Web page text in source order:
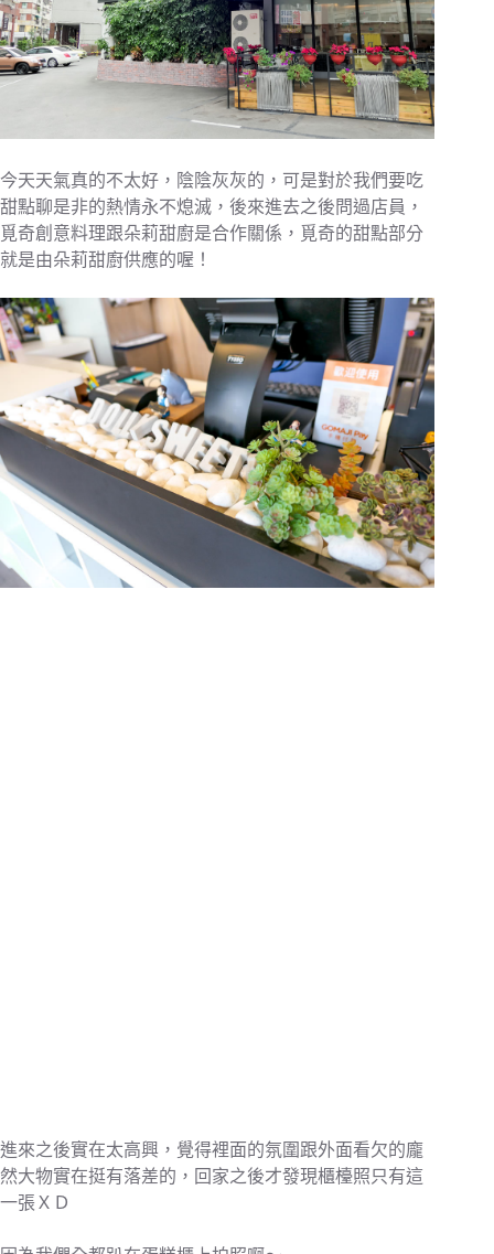
今天天氣真的不太好，陰陰灰灰的，可是對於我們要吃
甜點聊是非的熱情永不熄滅，後來進去之後問過店員，
覓奇創意料理跟朵莉甜廚是合作關係，覓奇的甜點部分
就是由朵莉甜廚供應的喔！
進來之後實在太高興，覺得裡面的氛圍跟外面看欠的龐
然大物實在挺有落差的，回家之後才發現櫃檯照只有這
一張ＸＤ